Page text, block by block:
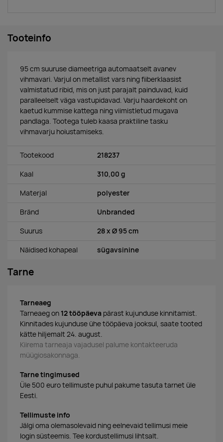
Tooteinfo
95 cm suuruse diameetriga automaatselt avanev
vihmavari. Varjul on metallist vars ning fiiberklaasist
valmistatud ribid, mis on just parajalt painduvad, kuid
paralleelselt väga vastupidavad. Varju haardekoht on
kaetud kummise kattega ning viimistletud mugava
pandlaga. Tootega tuleb kaasa praktiline tasku
vihmavarju hoiustamiseks.
Tootekood 218237
Kaal 310,00 g
Materjal polyester
Bränd Unbranded
Suurus 28 x Ø 95 cm
Näidised kohapeal sügavsinine
Tarne
Tarneaeg
Tarneaeg on 12 tööpäeva pärast kujunduse kinnitamist.
Kinnitades kujunduse ühe tööpäeva jooksul, saate tooted
kätte hiljemalt 24. august.
Kiirema tarneaja vajadusel palume kontakteeruda
müügiosakonnaga.
Tarne tingimused
Üle 500 euro tellimuste puhul pakume tasuta tarnet üle
Eesti.
Tellimuste info
Jälgi oma olemasolevaid ning eelnevaid tellimusi meie
login süsteemis. Tee kordustellimusi lihtsalt.